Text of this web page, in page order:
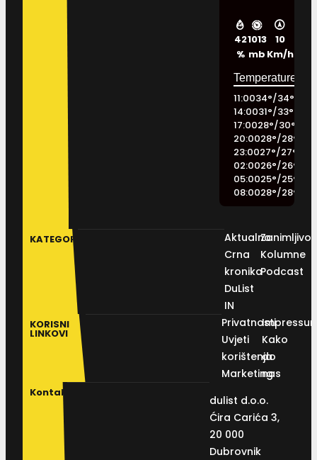
42
%
1013
mb
10
Km/h
11:0034°/34°
14:0031°/33°
17:0028°/30°
20:0028°/28°
23:0027°/27°
02:0026°/26°
05:0025°/25°
08:0028°/28°
KATEGORIJE
Aktualno
Crna
kronika
DuList
IN
Kolumne
Podcast
KORISNI
LINKOVI
Privatnosti
Uvjeti
korištenja
Marketing
Kako
do
nas
Kontakt
dulist d.o.o.
Ćira Carića 3,
20 000
Dubrovnik